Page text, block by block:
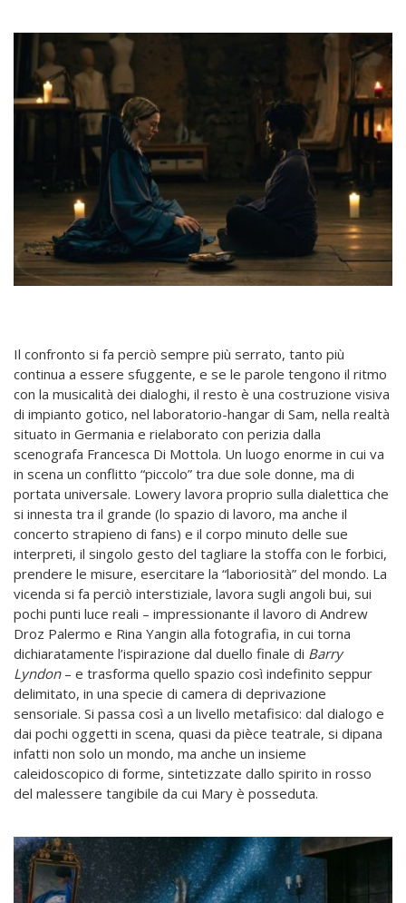
Il confronto si fa perciò sempre più serrato, tanto più
continua a essere sfuggente, e se le parole tengono il ritmo
con la musicalità dei dialoghi, il resto è una costruzione visiva
di impianto gotico, nel laboratorio-hangar di Sam, nella realtà
situato in Germania e rielaborato con perizia dalla
scenografa Francesca Di Mottola. Un luogo enorme in cui va
in scena un conflitto “piccolo” tra due sole donne, ma di
portata universale. Lowery lavora proprio sulla dialettica che
si innesta tra il grande (lo spazio di lavoro, ma anche il
concerto strapieno di fans) e il corpo minuto delle sue
interpreti, il singolo gesto del tagliare la stoffa con le forbici,
prendere le misure, esercitare la “laboriosità” del mondo. La
vicenda si fa perciò interstiziale, lavora sugli angoli bui, sui
pochi punti luce reali – impressionante il lavoro di Andrew
Droz Palermo e Rina Yangin alla fotografia, in cui torna
dichiaratamente l’ispirazione dal duello finale di Barry
Lyndon– e trasforma quello spazio così indefinito seppur
delimitato, in una specie di camera di deprivazione
sensoriale. Si passa così a un livello metafisico: dal dialogo e
dai pochi oggetti in scena, quasi da pièce teatrale, si dipana
infatti non solo un mondo, ma anche un insieme
caleidoscopico di forme, sintetizzate dallo spirito in rosso
del malessere tangibile da cui Mary è posseduta.